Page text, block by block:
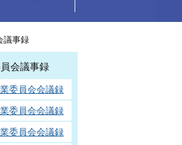
議事録
会議事録
委員会会議録
委員会会議録
委員会会議録